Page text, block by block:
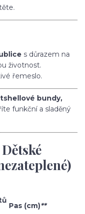
s důrazem na
životnost.
řemeslo.
bundy,
funkční a sladěný
Pas (cm)**